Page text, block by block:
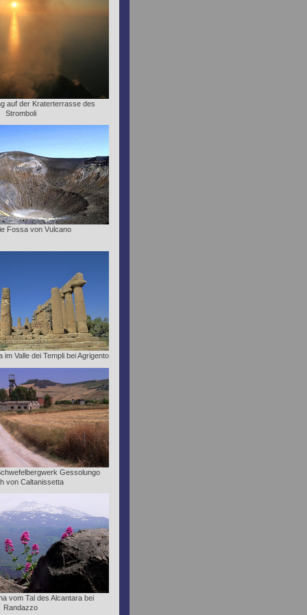
auf der Kraterterrasse des
Stromboli
Fossa von Vulcano
im Valle dei Templi bei Agrigento
Gessolungo
von Caltanissetta
vom Tal des Alcantara bei
Randazzo